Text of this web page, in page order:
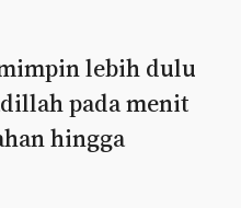
lebih dulu
pada menit
hingga